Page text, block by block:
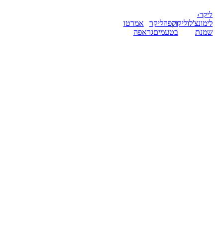
ליקר›
לימונצ'לוליקר
שמנת
וקפהליקר
בטעמיםגראפה
אמרטו